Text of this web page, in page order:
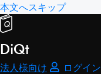
本文へスキップ
DiQt
法人様向け
ログイン